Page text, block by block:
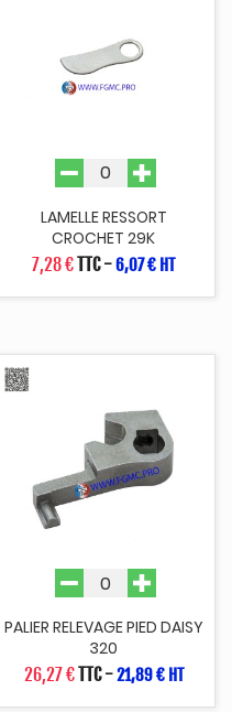
LAMELLE RESSORT
CROCHET 29K
7,28 €TTC-6,07 € HT
PALIER RELEVAGE PIED DAISY
320
26,27 €TTC-21,89 € HT